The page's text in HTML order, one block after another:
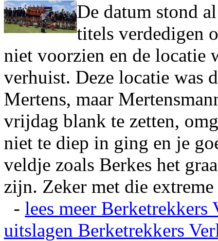
De datum stond
titels verdedigen
niet voorzien en de locatie
verhuist. Deze locatie was
Mertens, maar
vrijdag blank te zetten,
niet te diep in ging en je
veldje zoals Berkes het
zijn. Zeker met die
- lees meer Berketrekkers
uitslagen Berketrekkers